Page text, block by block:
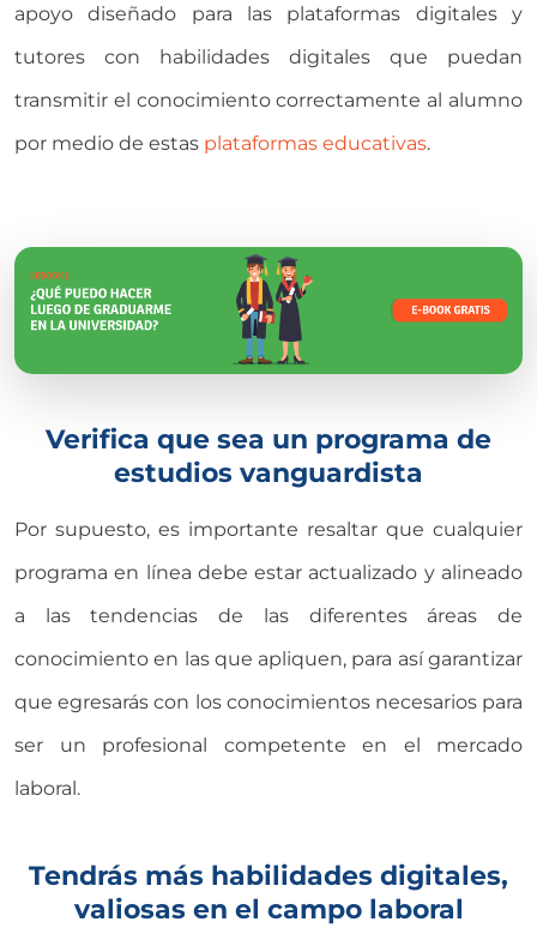
apoyo diseñado para las plataformas digitales y
tutores con habilidades digitales que puedan
transmitir el conocimiento correctamente al alumno
por medio de estas plataformas educativas.
Verifica que sea un programa de
estudios vanguardista
Por supuesto, es importante resaltar que cualquier
programa en línea debe estar actualizado y alineado
a las tendencias de las diferentes áreas de
conocimiento en las que apliquen, para así garantizar
que egresarás con los conocimientos necesarios para
ser un profesional competente en el mercado
laboral.
Tendrás más habilidades digitales,
valiosas en el campo laboral